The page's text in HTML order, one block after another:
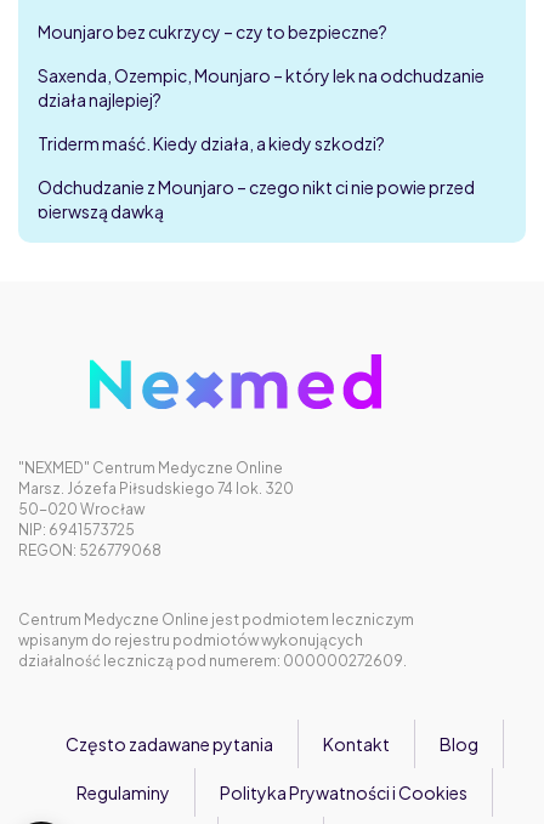
Mounjaro bez cukrzycy – czy to bezpieczne?
Saxenda, Ozempic, Mounjaro – który lek na odchudzanie
działa najlepiej?
Triderm maść. Kiedy działa, a kiedy szkodzi?
Odchudzanie z Mounjaro – czego nikt ci nie powie przed
pierwszą dawką
"NEXMED" Centrum Medyczne Online
Marsz. Józefa Piłsudskiego 74 lok. 320
50-020 Wrocław
NIP: 6941573725
REGON: 526779068
Centrum Medyczne Online jest podmiotem leczniczym
wpisanym do rejestru podmiotów wykonujących
działalność leczniczą pod numerem: 000000272609.
Często zadawane pytania Kontakt Blog
Regulaminy Polityka Prywatności i Cookies